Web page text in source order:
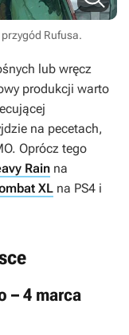
Rufusa.
lub wręcz
produkcji warto
na pecetach,
Oprócz tego
Rain na
XL na PS4 i
– 4 marca